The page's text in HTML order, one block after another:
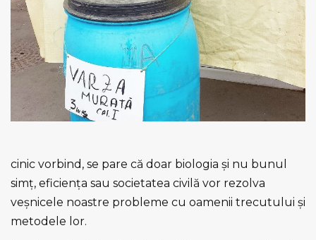
cinic vorbind, se pare că doar biologia şi nu bunul
simţ, eficienţa sau societatea civilă vor rezolva
veşnicele noastre probleme cu oamenii trecutului şi
metodele lor.